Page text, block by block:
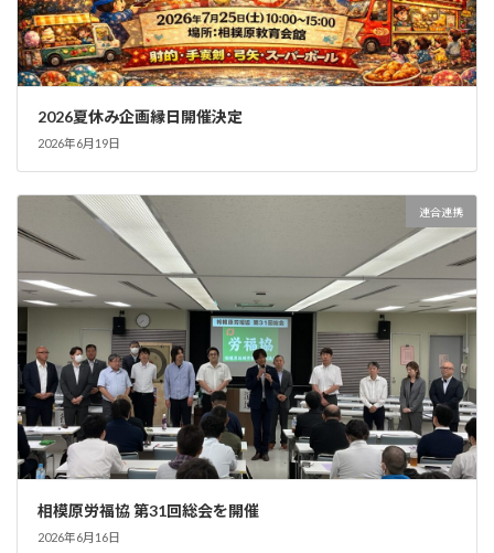
2026夏休み企画縁日開催決定
2026年6月19日
連合連携
相模原労福協 第31回総会を開催
2026年6月16日